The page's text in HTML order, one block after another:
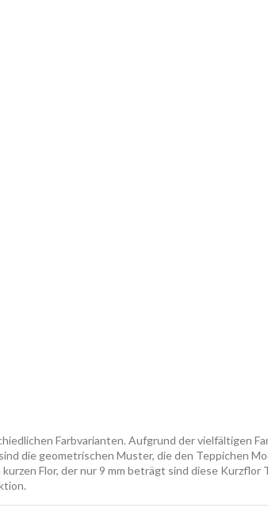
Farbvarianten. Aufgrund der vielfältigen
die geometrischen Muster, die den Teppichen
Flor, der nur 9 mm beträgt sind diese